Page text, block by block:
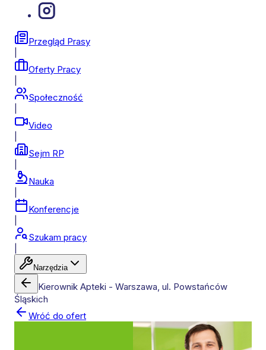
Przegląd Prasy
Oferty Pracy
Społeczność
Video
Sejm RP
Nauka
Konferencje
Szukam pracy
Narzędzia
Kierownik Apteki - Warszawa, ul. Powstańców
Śląskich
Wróć do ofert